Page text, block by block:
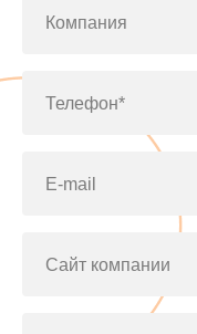
Компания
Телефон*
E-mail
Сайт компании